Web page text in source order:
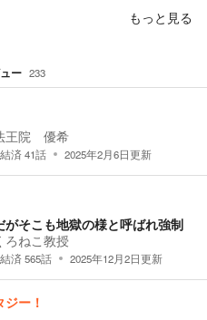
もっと見る
ー 233
王院 優希
済41話 2025年2月6日更新
そこも地獄の様と呼ばれ強制
ろねこ教授
済565話 2025年12月2日更新
ー！